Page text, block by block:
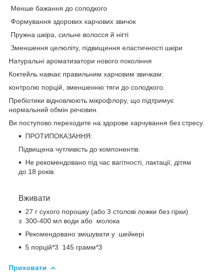
Менше бажання до солодкого
Формування здорових харчових звичок
Пружна шкіра, сильне волосся й нігті
Зменшення целюліту, підвищення еластичності шкіри
Натуральні ароматизатори нового покоління
Коктейль навчає правильним харчовим звичкам:
контролю порцій, зменшенню тяги до солодкого.
Пребіотики відновлюють мікрофлору, що підтримує
нормальний обмін речовин.
Ви поступово переходите на здорове харчування без стресу.
ПРОТИПОКАЗАННЯ:
Підвищена чутливість до компонентів.
Не рекомендовано під час вагітності, лактації, дітям
до 18 років.
Вживати
27 г сухого порошку (або 3 столові ложки без гірки)
з 300-400 мл води або молока
Рекомендовано змішувати у шейкері
5 порцій*3 145 грамм*3
Приховати